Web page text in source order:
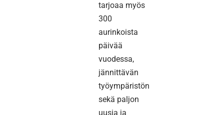
tarjoaa myös
300
aurinkoista
päivää
vuodessa,
jännittävän
työympäristön
sekä paljon
uusia ja